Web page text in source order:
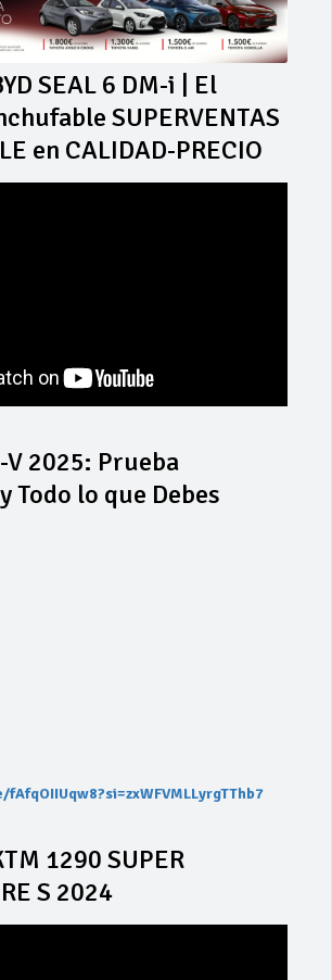
SEAL 6 DM-i | El
SUPERVENTAS
en CALIDAD-PRECIO
V 2025: Prueba
Todo lo que Debes
1290 SUPER
S 2024